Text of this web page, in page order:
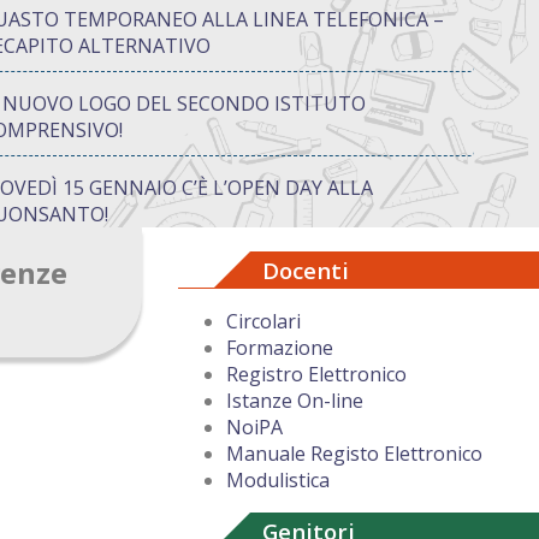
TEMPORANEO ALLA LINEA TELEFONICA –
ALTERNATIVO
LOGO DEL SECONDO ISTITUTO
15 GENNAIO C’È L’OPEN DAY ALLA
“ATTIVA…MENTE” TRA CREATIVITÀ E GIOCO:
DI BUON NATALE DAL DIRIGENTE
Docenti
Circolari
Formazione
Registro Elettronico
Istanze On-line
NoiPA
Manuale Registo Elettronico
Modulistica
Genitori